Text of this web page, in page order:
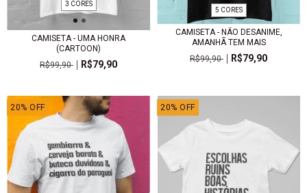
3 CORES
CAMISETA - UMA HONRA
(CARTOON)
R$99,90
R$79,90
5 CORES
CAMISETA - NÃO DESANIME,
AMANHÃ TEM MAIS
R$99,90
R$79,90
20% OFF 20% OFF